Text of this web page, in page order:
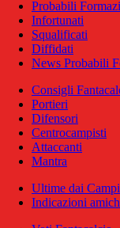
Probabili
Infortunati
Squalificati
Diffidati
News Probabili
Consigli
Portieri
Difensori
Centrocampisti
Attaccanti
Mantra
Ultime dai Campi
Indicazioni